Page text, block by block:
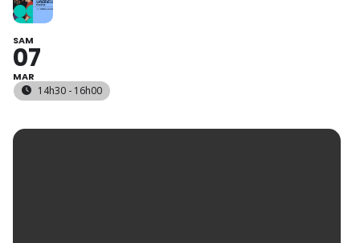
SAM
07
MAR
14h30 - 16h00